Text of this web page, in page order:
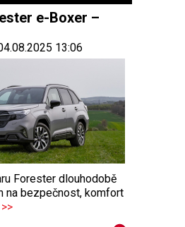
e-Boxer –
13:06
Forester dlouhodobě
na bezpečnost, komfort
>>